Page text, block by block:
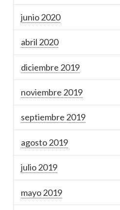
junio 2020
abril 2020
diciembre 2019
noviembre 2019
septiembre 2019
agosto 2019
julio 2019
mayo 2019